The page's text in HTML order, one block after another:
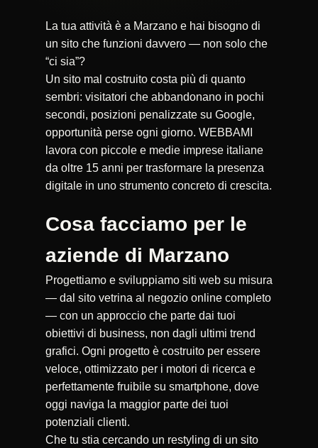
La tua attività è a Marzano e hai bisogno di
un sito che funzioni davvero — non solo che
“ci sia”?
Un sito mal costruito costa più di quanto
sembri: visitatori che abbandonano in pochi
secondi, posizioni penalizzate su Google,
opportunità perse ogni giorno. WEBBAMI
lavora con piccole e medie imprese italiane
da oltre 15 anni per trasformare la presenza
digitale in uno strumento concreto di crescita.
Cosa facciamo per le
aziende di Marzano
Progettiamo e sviluppiamo siti web su misura
— dal sito vetrina al negozio online completo
— con un approccio che parte dai tuoi
obiettivi di business, non dagli ultimi trend
grafici. Ogni progetto è costruito per essere
veloce, ottimizzato per i motori di ricerca e
perfettamente fruibile su smartphone, dove
oggi naviga la maggior parte dei tuoi
potenziali clienti.
Che tu stia cercando un restyling di un sito